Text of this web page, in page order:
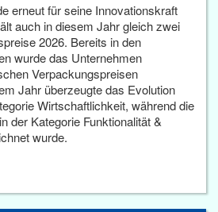
erneut für seine Innovationskraft
auch in diesem Jahr gleich zwei
2026. Bereits in den
wurde das Unternehmen
Verpackungspreisen
Jahr überzeugte das Evolution
Wirtschaftlichkeit, während die
der Kategorie Funktionalität &
wurde.